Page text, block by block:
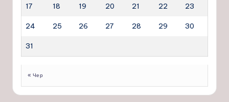
17 18 19 20 21 22 23
24 25 26 27 28 29 30
31
« Чер